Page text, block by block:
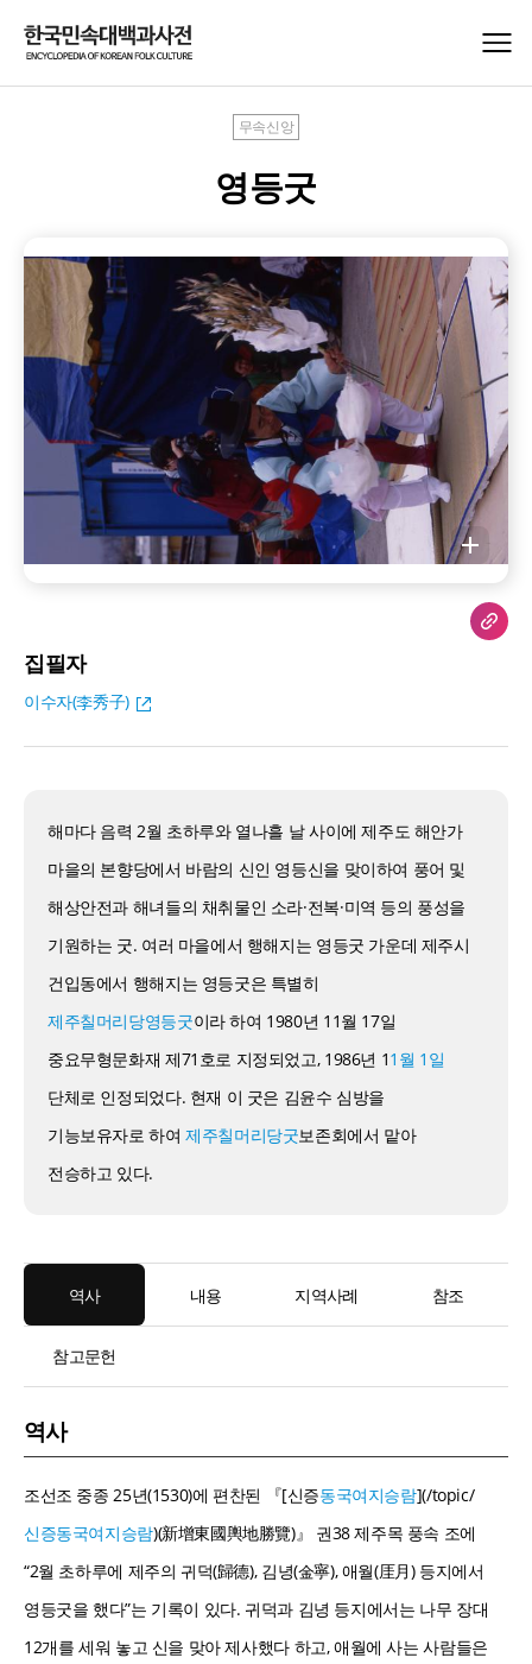
무속신앙
영등굿
집필자
이수자(李秀子)
해마다 음력 2월 초하루와 열나흘 날 사이에 제주도 해안가
마을의 본향당에서 바람의 신인 영등신을 맞이하여 풍어 및
해상안전과 해녀들의 채취물인 소라·전복·미역 등의 풍성을
기원하는 굿. 여러 마을에서 행해지는 영등굿 가운데 제주시
건입동에서 행해지는 영등굿은 특별히
제주칠머리당영등굿이라 하여 1980년 11월 17일
중요무형문화재 제71호로 지정되었고, 1986년 11월 1일
단체로 인정되었다. 현재 이 굿은 김윤수 심방을
기능보유자로 하여제주칠머리당굿보존회에서 맡아
전승하고 있다.
역사 내용 지역사례 참조
참고문헌
역사
조선조 중종 25년(1530)에 편찬된 『[신증동국여지승람](/topic/
신증동국여지승람)(新增東國輿地勝覽)』 권38 제주목 풍속 조에
“2월 초하루에 제주의 귀덕(歸德), 김녕(金寧), 애월(厓月) 등지에서
영등굿을 했다”는 기록이 있다. 귀덕과 김녕 등지에서는 나무 장대
12개를 세워 놓고 신을 맞아 제사했다 하고, 애월에 사는 사람들은